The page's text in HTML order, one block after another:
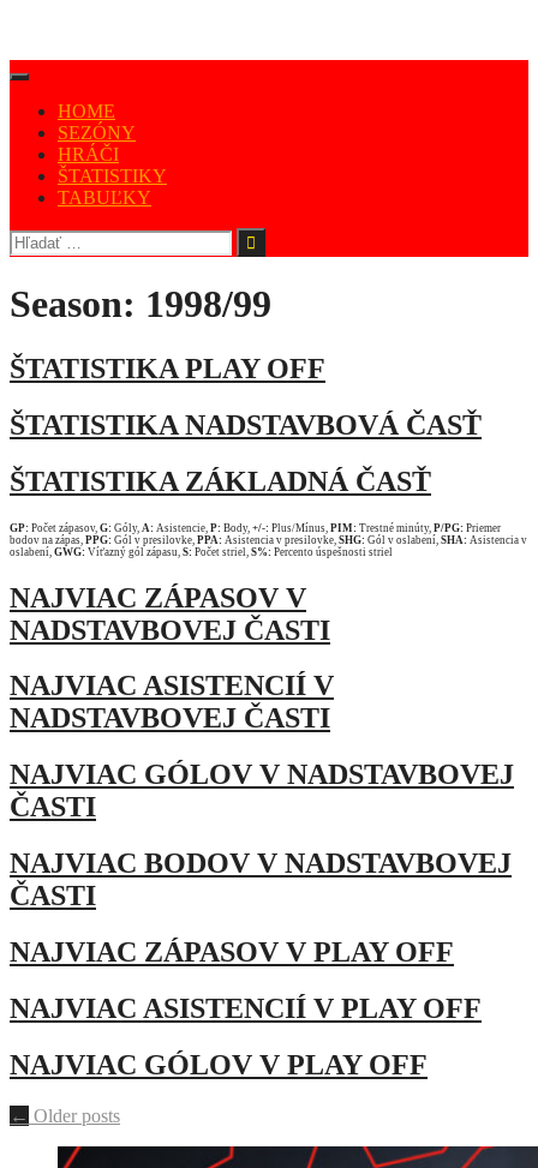
HOME
SEZÓNY
HRÁČI
ŠTATISTIKY
TABUĽKY
Season: 1998/99
ŠTATISTIKA PLAY OFF
ŠTATISTIKA NADSTAVBOVÁ ČASŤ
ŠTATISTIKA ZÁKLADNÁ ČASŤ
GP: Počet zápasov, G: Góly, A: Asistencie, P: Body, +/-: Plus/Mínus, PIM: Trestné minúty, P/PG: Priemer
bodov na zápas, PPG: Gól v presilovke, PPA: Asistencia v presilovke, SHG: Gól v oslabení, SHA: Asistencia v
oslabení, GWG: Víťazný gól zápasu, S: Počet striel, S%: Percento úspešnosti striel
NAJVIAC ZÁPASOV V
NADSTAVBOVEJ ČASTI
NAJVIAC ASISTENCIÍ V
NADSTAVBOVEJ ČASTI
NAJVIAC GÓLOV V NADSTAVBOVEJ
ČASTI
NAJVIAC BODOV V NADSTAVBOVEJ
ČASTI
NAJVIAC ZÁPASOV V PLAY OFF
NAJVIAC ASISTENCIÍ V PLAY OFF
NAJVIAC GÓLOV V PLAY OFF
← Older posts